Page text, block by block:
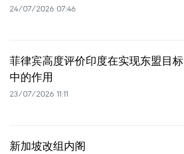
24/07/2026 07:46
菲律宾高度评价印度在实现东盟目标
中的作用
23/07/2026 11:11
新加坡改组内阁